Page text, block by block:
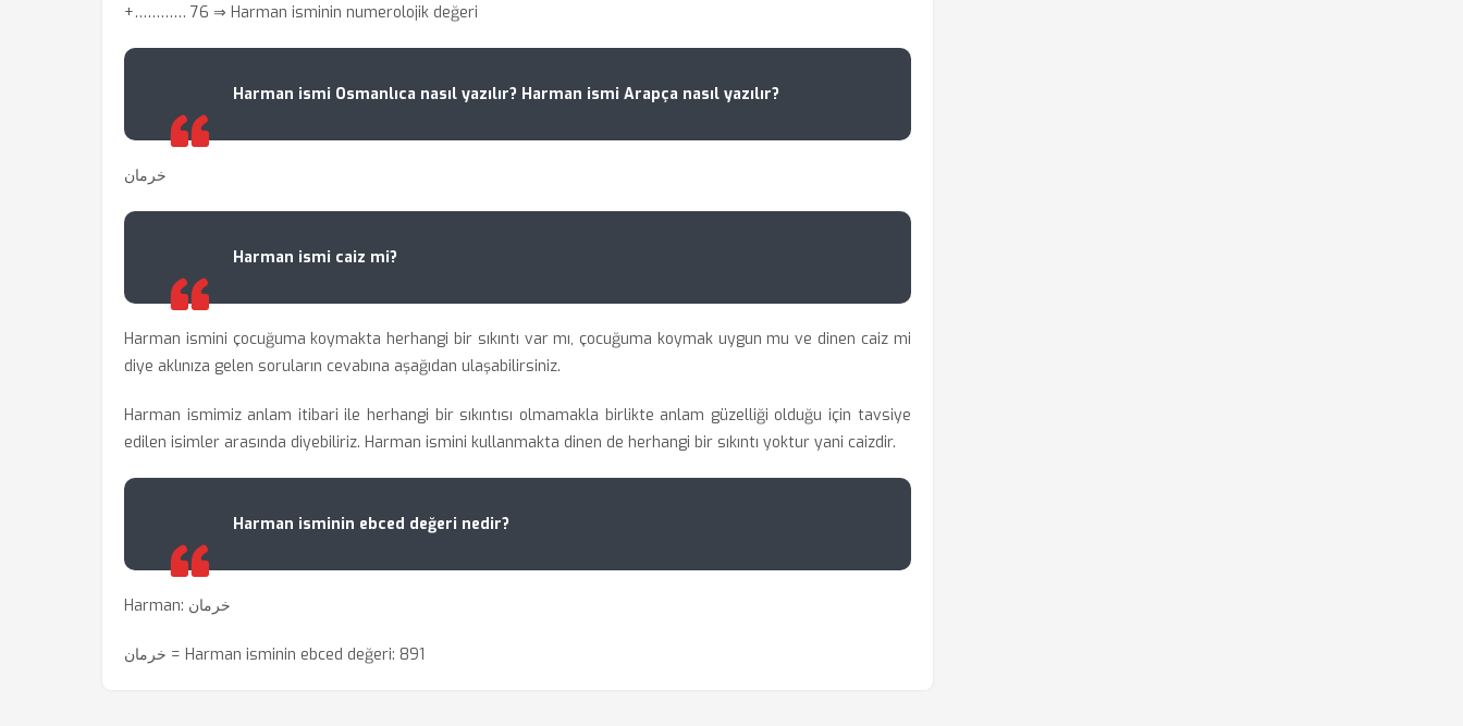
+………… 76 ⇒ Harman isminin numerolojik değeri
Harman ismi Osmanlıca nasıl yazılır? Harman ismi Arapça nasıl yazılır?
خرمان
Harman ismi caiz mi?
Harman ismini çocuğuma koymakta herhangi bir sıkıntı var mı, çocuğuma koymak uygun mu ve dinen caiz mi
diye aklınıza gelen soruların cevabına aşağıdan ulaşabilirsiniz.
Harman ismimiz anlam itibari ile herhangi bir sıkıntısı olmamakla birlikte anlam güzelliği olduğu için tavsiye
edilen isimler arasında diyebiliriz. Harman ismini kullanmakta dinen de herhangi bir sıkıntı yoktur yani caizdir.
Harman isminin ebced değeri nedir?
Harman: خرمان
خرمان = Harman isminin ebced değeri: 891